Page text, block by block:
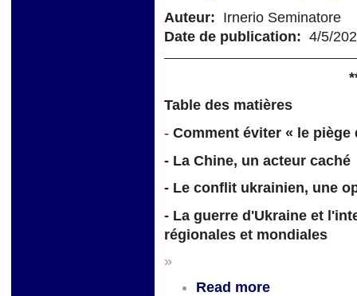
Auteur: Irnerio Seminatore
Date de publication: 4/5/
Table des matières
- Comment éviter « le piège
- La Chine, un acteur caché
- Le conflit ukrainien, une
- La guerre d'Ukraine et
régionales et mondiales
»
Read more